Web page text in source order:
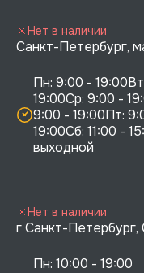
Санкт-Петербург,
Пн: 9:00 -
19:00Ср: 9:00 -
9:00 - 19:00Пт:
19:00Сб: 11:00 -
выходной
Нет в наличии
г Санкт-
Пн: 10:00 - 19:00
Нет в наличии